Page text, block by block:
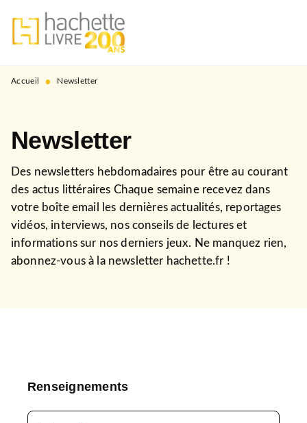
MENU RECHERCHE
PIED DE PAGE
Accueil • Newsletter
Newsletter
Des newsletters hebdomadaires pour être au courant
des actus littéraires Chaque semaine recevez dans
votre boîte email les dernières actualités, reportages
vidéos, interviews, nos conseils de lectures et
informations sur nos derniers jeux. Ne manquez rien,
abonnez-vous à la newsletter hachette.fr !
Renseignements